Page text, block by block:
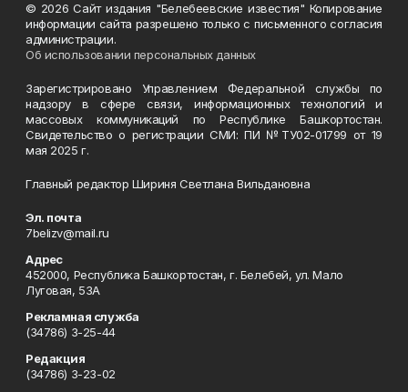
© 2026 Сайт издания "Белебеевские известия" Копирование
информации сайта разрешено только с письменного согласия
администрации.
Об использовании персональных данных
Зарегистрировано Управлением Федеральной службы по
надзору в сфере связи, информационных технологий и
массовых коммуникаций по Республике Башкортостан.
Свидетельство о регистрации СМИ: ПИ №ТУ02-01799 от 19
мая 2025 г.
Главный редактор Шириня Светлана Вильдановна
Эл. почта
7belizv@mail.ru
Адрес
452000, Республика Башкортостан, г. Белебей, ул. Мало
Луговая, 53А
Рекламная служба
(34786) 3-25-44
Редакция
(34786) 3-23-02